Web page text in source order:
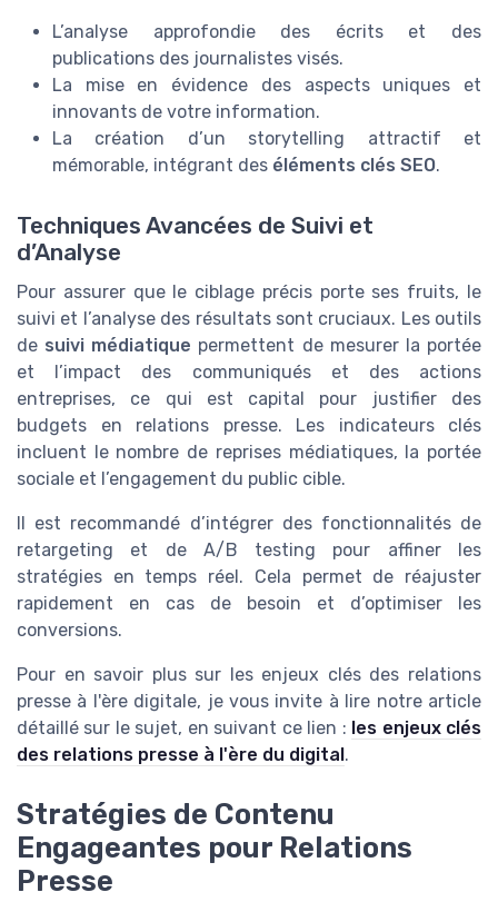
L’analyse approfondie des écrits et des
publications des journalistes visés.
La mise en évidence des aspects uniques et
innovants de votre information.
La création d’un storytelling attractif et
mémorable, intégrant des éléments clés SEO.
Techniques Avancées de Suivi et
d’Analyse
Pour assurer que le ciblage précis porte ses fruits, le
suivi et l’analyse des résultats sont cruciaux. Les outils
de suivi médiatique permettent de mesurer la portée
et l’impact des communiqués et des actions
entreprises, ce qui est capital pour justifier des
budgets en relations presse. Les indicateurs clés
incluent le nombre de reprises médiatiques, la portée
sociale et l’engagement du public cible.
Il est recommandé d’intégrer des fonctionnalités de
retargeting et de A/B testing pour affiner les
stratégies en temps réel. Cela permet de réajuster
rapidement en cas de besoin et d’optimiser les
conversions.
Pour en savoir plus sur les enjeux clés des relations
presse à l'ère digitale, je vous invite à lire notre article
détaillé sur le sujet, en suivant ce lien : les enjeux clés
des relations presse à l'ère du digital.
Stratégies de Contenu
Engageantes pour Relations
Presse